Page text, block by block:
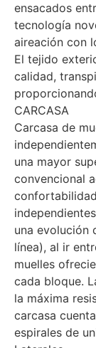
ensacados
tecnología
aireación con
El tejido
calidad,
CARCASA
Carcasa de
una mayor
convencional
una evolución
línea), al ir
muelles
cada bloque.
la máxima
carcasa
espirales de